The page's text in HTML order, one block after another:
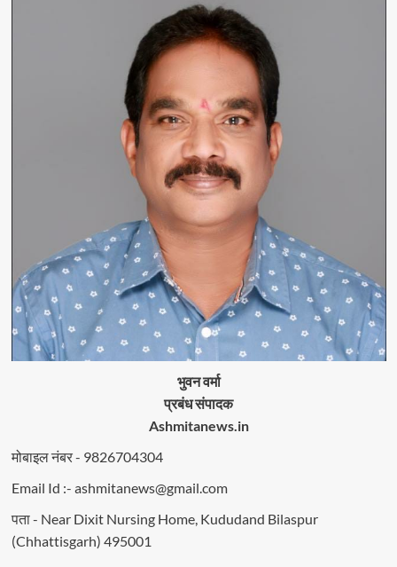
भुवन वर्मा
प्रबंध संपादक
Ashmitanews.in
मोबाइल नंबर - 9826704304
Email Id :- ashmitanews@gmail.com
पता - Near Dixit Nursing Home, Kududand Bilaspur
(Chhattisgarh) 495001